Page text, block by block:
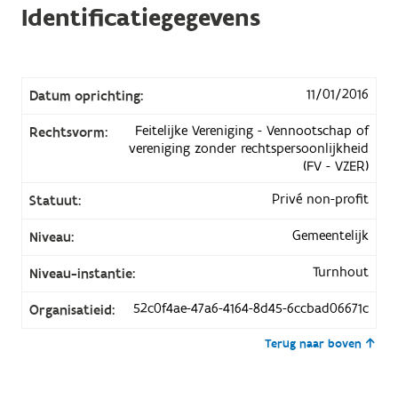
Identificatiegegevens
Datum oprichting: 11/01/2016
Rechtsvorm:
Feitelijke Vereniging - Vennootschap of
vereniging zonder rechtspersoonlijkheid
(FV - VZER)
Statuut:
Privé non-profit
Niveau: Gemeentelijk
Niveau-instantie: Turnhout
Organisatieid: 52c0f4ae-47a6-4164-8d45-6ccbad06671c
Terug naar boven